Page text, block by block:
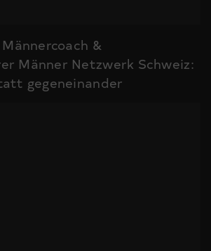
&
Männer Netzwerk Schweiz:
gegeneinander